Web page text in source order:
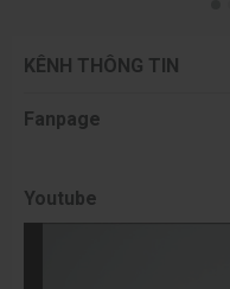
KÊNH THÔNG TIN
Fanpage
Youtube